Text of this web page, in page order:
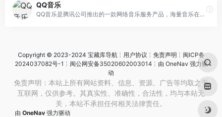
QQ音乐
QQ音乐是腾讯公司推出的一款网络音乐服务产品，海量音乐在线试听、新歌热歌在线首发、歌词翻译、手机铃声下载、高品质无损音乐试听、海量无损曲库、正版音乐下载、空间背景音乐设置、MV观看等，是互联网音乐播放和下载的优选。
Copyright © 2023-2024 宝藏库导航╎ 用户协议 ╎ 免责声明 ╎ 闽ICP备
2024037082号-1 ╎ 闽公网安备35020602003014 ╎由 OneNav 强力驱
动
免责声明：本站上所有网站资料、信息、资源、广告等均取之于
互联网，仅供参考。其真实性、准确性，合法性，均与本站无
关，本站不承担任何相关法律责任。
由 OneNav 强力驱动